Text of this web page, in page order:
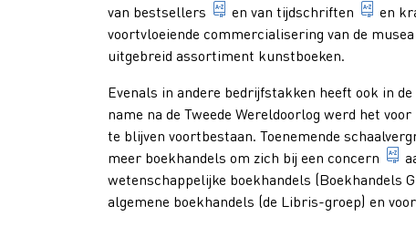
van bestsellers zeer goed verkopende
en van tijdschriften en
voortvloeiende commercialisering van de
uitgebreid assortiment kunstboeken.
Evenals in andere bedrijfstakken heeft ook in de
name na de Tweede Wereldoorlog werd het
te blijven voortbestaan. Toenemende
meer boekhandels om zich bij een concern
wetenschappelijke boekhandels (Boekhandels
algemene boekhandels (de Libris-groep) en